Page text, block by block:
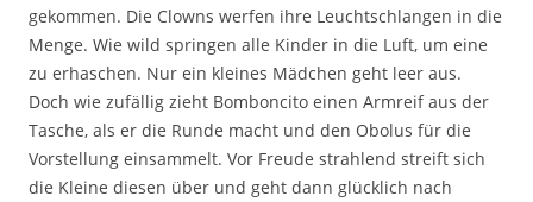
gekommen. Die Clowns werfen ihre Leuchtschlangen in die
Menge. Wie wild springen alle Kinder in die Luft, um eine
zu erhaschen. Nur ein kleines Mädchen geht leer aus.
Doch wie zufällig zieht Bomboncito einen Armreif aus der
Tasche, als er die Runde macht und den Obolus für die
Vorstellung einsammelt. Vor Freude strahlend streift sich
die Kleine diesen über und geht dann glücklich nach